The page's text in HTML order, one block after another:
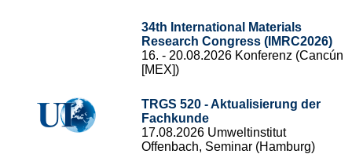
34th International Materials
Research Congress (IMRC2026)
16. - 20.08.2026 Konferenz (Cancún
[MEX])
TRGS 520 - Aktualisierung der
Fachkunde
17.08.2026 Umweltinstitut
Offenbach, Seminar (Hamburg)